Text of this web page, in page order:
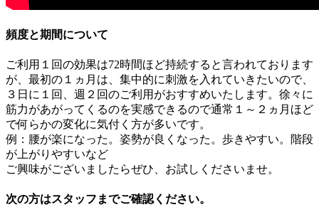
頻度と期間について
ご利用１回の効果は72時間ほど持続すると言われております
が、最初の１ヵ月は、集中的に刺激を入れていきたいので、
３日に１回、週２回のご利用がおすすめいたします。徐々に
筋力があがってくるのを実感できるので通常１～２ヵ月ほど
で何らかの変化に気付く方が多いです。
例：腰が楽になった。姿勢が良くなった。歩きやすい。階段
が上がりやすいなど
ご興味がございましたらぜひ、お試しくださいませ。
次の方はスタッフまでご確認ください。